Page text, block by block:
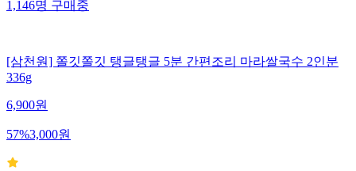
1,146명구매중
[삼천원] 쫄깃쫄깃 탱글탱글 5분 간편조리 마라쌀국수 2인분
336g
6,900원
57%3,000원